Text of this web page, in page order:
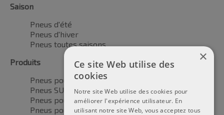
Saison
Pneus d'été
Pneus d'hiver
Pneus toutes saisons
Produits
Pneus pour voitures
Pneus SUV / 4x4
Pneus pour camionnettes
Pneus pour motos
×
Ce site Web utilise des
cookies
Notre site Web utilise des cookies pour
améliorer l'expérience utilisateur. En
utilisant notre site Web, vous acceptez tous